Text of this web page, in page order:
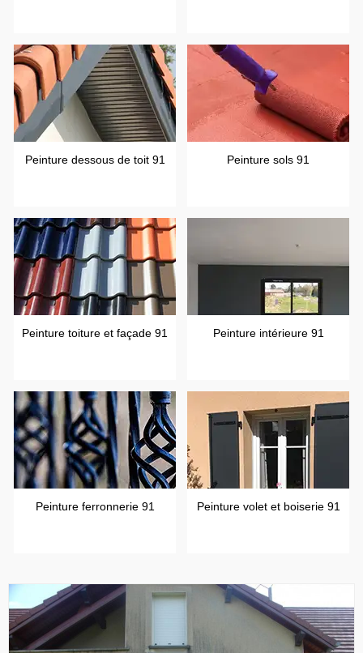
Peinture dessous de toit 91 Peinture sols 91
Peinture toiture et façade 91 Peinture intérieure 91
Peinture ferronnerie 91 Peinture volet et boiserie 91